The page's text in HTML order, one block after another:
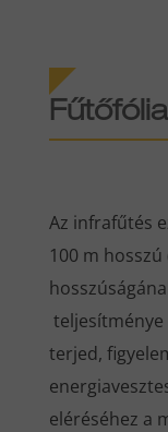
Az infrafűtés
100 m
terjed,
eléréséhez a